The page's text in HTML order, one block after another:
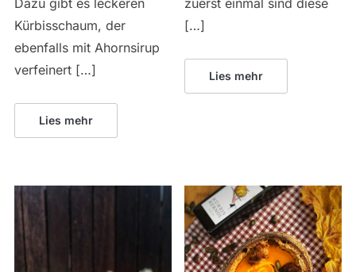
Kürbisschaum, der
ebenfalls mit Ahornsirup
verfeinert […]
Lies mehr
[…]
Lies mehr